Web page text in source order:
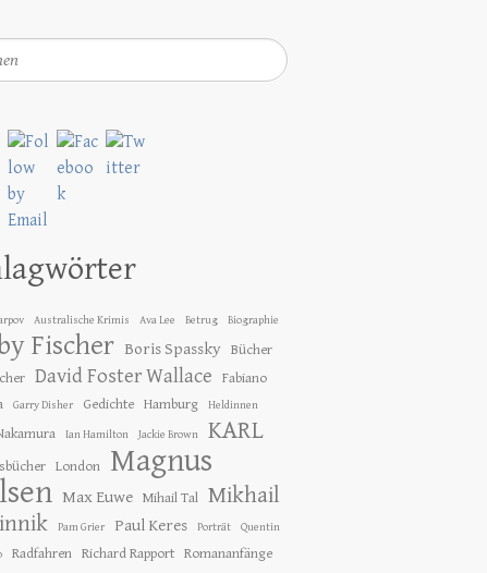
Australische Krimis Ava Lee Betrug Biographie
Fischer Boris Spassky Bücher
David Foster Wallace
Fabiano
Garry Disher Gedichte Hamburg Heldinnen
Ian Hamilton Jackie Brown KARL
London
Magnus
Max Euwe Mihail Tal Mikhail
Pam Grier Paul Keres Porträt Quentin
Radfahren Richard Rapport Romananfänge